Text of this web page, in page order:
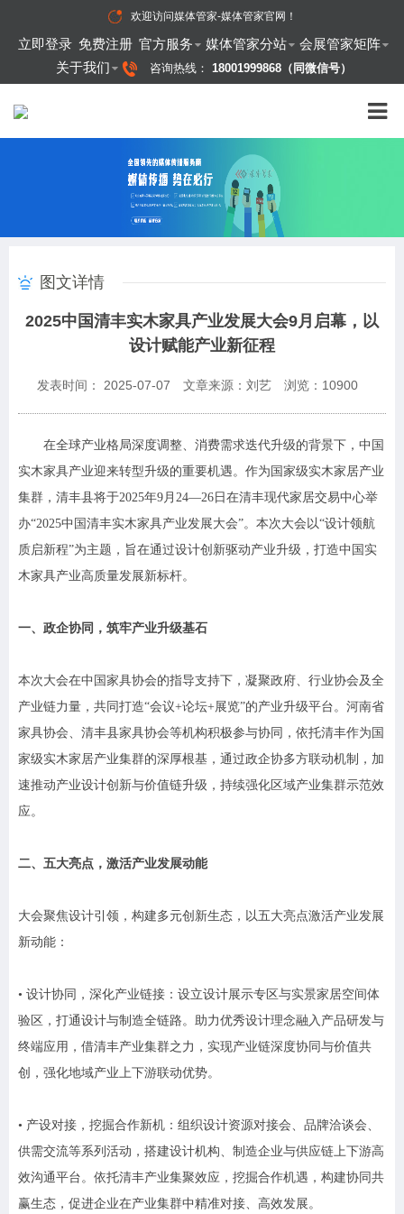
欢迎访问媒体管家-媒体管家官网 ！
立即登录 免费注册 官方服务 媒体管家分站
会展管家矩阵
关于我们
咨询热线： 18001999868（同微信号）
图文详情
2025中国清丰实木家具产业发展大会9月启幕，以
设计赋能产业新征程
发表时间： 2025-07-07 文章来源：刘艺 浏览： 10900
在全球产业格局深度调整、消费需求迭代升级的背景下，中国
实木家具产业迎来转型升级的重要机遇。作为国家级实木家居产业
集群，清丰县将于2025年9月24—26日在清丰现代家居交易中心举
办“2025中国清丰实木家具产业发展大会”。本次大会以“设计领航
质启新程”为主题，旨在通过设计创新驱动产业升级，打造中国实
木家具产业高质量发展新标杆。
一、政企协同，筑牢产业升级基石
本次大会在中国家具协会的指导支持下，凝聚政府、行业协会及全
产业链力量，共同打造“会议+论坛+展览”的产业升级平台。河南省
家具协会、清丰县家具协会等机构积极参与协同，依托清丰作为国
家级实木家居产业集群的深厚根基，通过政企协多方联动机制，加
速推动产业设计创新与价值链升级，持续强化区域产业集群示范效
应。
二、五大亮点，激活产业发展动能
大会聚焦设计引领，构建多元创新生态，以五大亮点激活产业发展
新动能：
• 设计协同，深化产业链接：设立设计展示专区与实景家居空间体
验区，打通设计与制造全链路。助力优秀设计理念融入产品研发与
终端应用，借清丰产业集群之力，实现产业链深度协同与价值共
创，强化地域产业上下游联动优势。
• 产设对接，挖掘合作新机：组织设计资源对接会、品牌洽谈会、
供需交流等系列活动，搭建设计机构、制造企业与供应链上下游高
效沟通平台。依托清丰产业集聚效应，挖掘合作机遇，构建协同共
赢生态，促进企业在产业集群中精准对接、高效发展。